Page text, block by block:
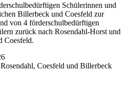
Schülerinnen und
Billerbeck und Coesfeld zur
von 4 förderschulbedürftigen
zurück nach Rosendahl-Horst und
Coesfeld.
Coesfeld und Billerbeck